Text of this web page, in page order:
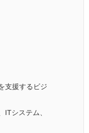
支援するビジ
ITシステム、